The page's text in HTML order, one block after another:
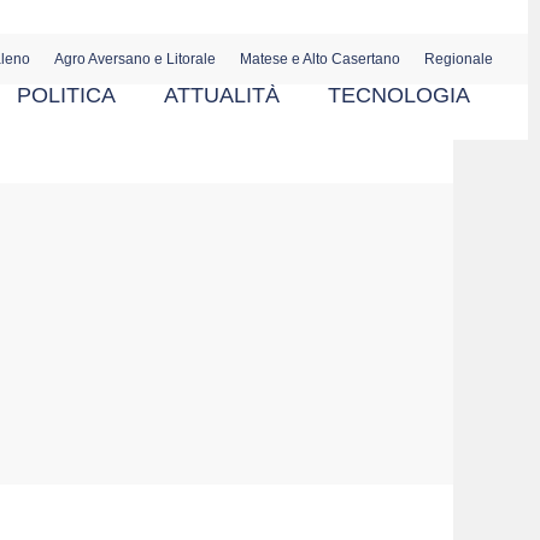
Agro Aversano e Litorale Matese e Alto Casertano Regionale
POLITICA ATTUALITÀ TECNOLOGIA